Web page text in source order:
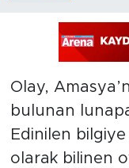
Olay,
bulunan
Edinilen
olarak bilinen